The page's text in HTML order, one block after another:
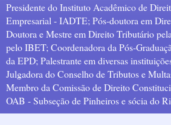
Presidente do Instituto Acadêmico de
Empresarial - IADTE; Pós-doutora em
Doutora e Mestre em Direito Tributário
pelo IBET; Coordenadora da Pós-
da EPD; Palestrante em diversas
Julgadora do Conselho de Tributos e
Membro da Comissão de Direito
OAB - Subseção de Pinheiros e sócia do